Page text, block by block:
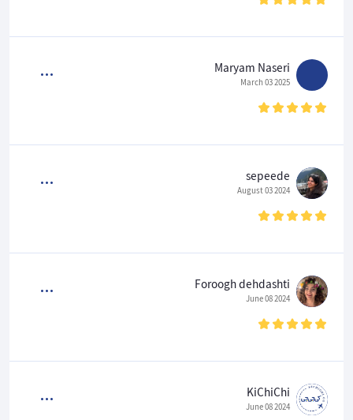
Maryam Naseri
2025 March 03
sepeede
2024 August 03
Foroogh dehdashti
2024 June 08
KiChiChi
2024 June 08